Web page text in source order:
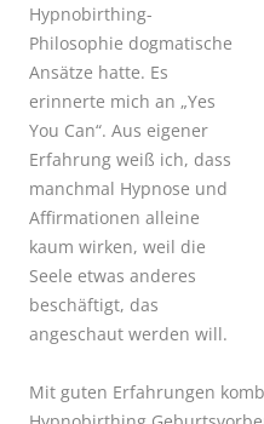
Hypnobirthing-
Philosophie dogmatische
Ansätze hatte. Es
erinnerte mich an „Yes
You Can“. Aus eigener
Erfahrung weiß ich, dass
manchmal Hypnose und
Affirmationen alleine
kaum wirken, weil die
Seele etwas anderes
beschäftigt, das
angeschaut werden will.
Mit guten Erfahrungen